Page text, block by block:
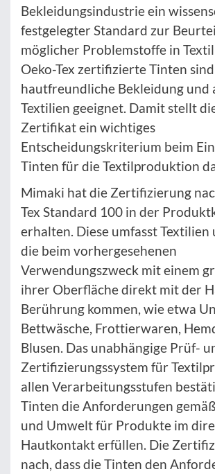
Bekleidungsindustrie ein
festgelegter Standard zur
möglicher Problemstoffe in
Oeko-Tex zertifizierte Tinten
hautfreundliche Bekleidung und
Textilien geeignet. Damit stellt
Zertifikat ein wichtiges
Entscheidungskriterium beim
Tinten für die Textilproduktion
Mimaki hat die Zertifizierung
Tex Standard 100 in der
erhalten. Diese umfasst Textilien
die beim vorhergesehenen
Verwendungszweck mit einem
ihrer Oberfläche direkt mit der
Berührung kommen, wie etwa
Bettwäsche, Frottierwaren,
Blusen. Das unabhängige Prüf-
Zertifizierungssystem für
allen Verarbeitungsstufen
Tinten die Anforderungen
und Umwelt für Produkte im
Hautkontakt erfüllen. Die
nach, dass die Tinten den